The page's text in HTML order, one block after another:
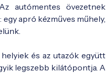
autómentes övezetnek
apró kézműves műhely,
és az utazók együtt
legszebb kilátópontja. A